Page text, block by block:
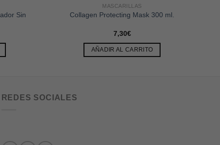
Sin
MASCARILLAS
Collagen Protecting Mask 300 ml.
7,30€
AÑADIR AL CARRITO
REDES SOCIALES